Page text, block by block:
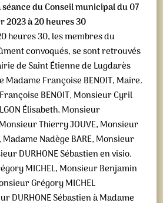
du Conseil municipal du 07
2023 à 20 heures 30
heures 30, les membres du
convoqués, se sont retrouvés
de Saint Étienne de Lugdarès
Madame Françoise BENOIT, Maire.
BENOIT, Monsieur Cyril
Élisabeth, Monsieur
Monsieur Thierry JOUVE, Monsieur
Madame Nadège BARE, Monsieur
DURHONE Sébastien en visio.
MICHEL, Monsieur Benjamin
Grégory MICHEL
DURHONE Sébastien à Madame